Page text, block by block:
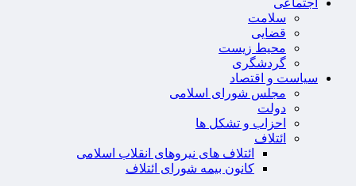
سلامت
قضایی
محیط زیست
گردشگری
سیاست و اقتصاد
مجلس شورای اسلامی
دولت
احزاب و تشکل ها
ائتلاف
ائتلاف های نیروهای انقلاب اسلامی
کانون بیمه شورای ائتلاف